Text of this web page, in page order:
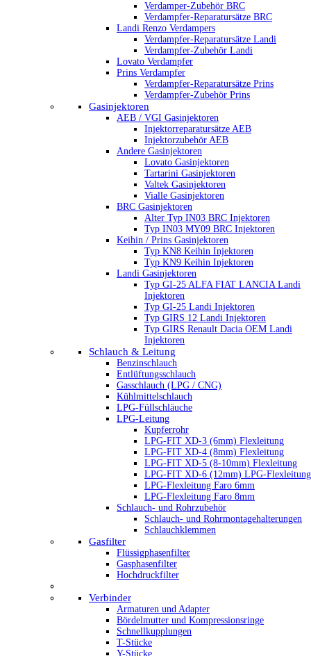
Verdamper-Zubehör BRC
Verdampfer-Reparatursätze BRC
Landi Renzo Verdampers
Verdampfer-Reparatursätze Landi
Verdampfer-Zubehör Landi
Lovato Verdampfer
Prins Verdampfer
Verdampfer-Reparatursätze Prins
Verdampfer-Zubehör Prins
Gasinjektoren
AEB / VGI Gasinjektoren
Injektorreparatursätze AEB
Injektorzubehör AEB
Andere Gasinjektoren
Lovato Gasinjektoren
Tartarini Gasinjektoren
Valtek Gasinjektoren
Vialle Gasinjektoren
BRC Gasinjektoren
Alter Typ IN03 BRC Injektoren
Typ IN03 MY09 BRC Injektoren
Keihin / Prins Gasinjektoren
Typ KN8 Keihin Injektoren
Typ KN9 Keihin Injektoren
Landi Gasinjektoren
Typ GI-25 ALFA FIAT LANCIA Landi
Injektoren
Typ GI-25 Landi Injektoren
Typ GIRS 12 Landi Injektoren
Typ GIRS Renault Dacia OEM Landi
Injektoren
Schlauch & Leitung
Benzinschlauch
Entlüftungsschlauch
Gasschlauch (LPG / CNG)
Kühlmittelschlauch
LPG-Füllschläuche
LPG-Leitung
Kupferrohr
LPG-FIT XD-3 (6mm) Flexleitung
LPG-FIT XD-4 (8mm) Flexleitung
LPG-FIT XD-5 (8-10mm) Flexleitung
LPG-FIT XD-6 (12mm) LPG-Flexleitung
LPG-Flexleitung Faro 6mm
LPG-Flexleitung Faro 8mm
Schlauch- und Rohrzubehör
Schlauch- und Rohrmontagehalterungen
Schlauchklemmen
Gasfilter
Flüssigphasenfilter
Gasphasenfilter
Hochdruckfilter
Verbinder
Armaturen und Adapter
Bördelmutter und Kompressionsringe
Schnellkupplungen
T-Stücke
Y-Stücke